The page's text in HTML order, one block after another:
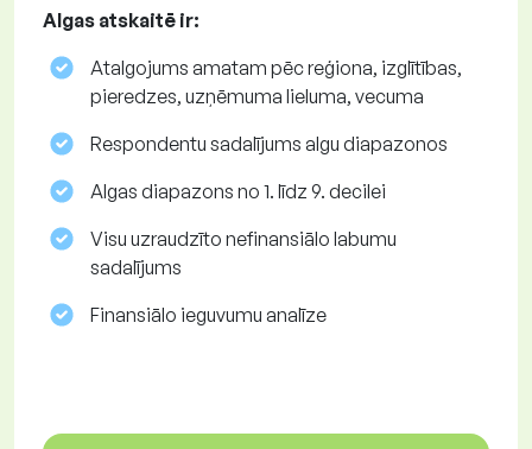
Algas atskaitē ir:
Atalgojums amatam pēc reģiona, izglītības,
pieredzes, uzņēmuma lieluma, vecuma
Respondentu sadalījums algu diapazonos
Algas diapazons no 1. līdz 9. decilei
Visu uzraudzīto nefinansiālo labumu
sadalījums
Finansiālo ieguvumu analīze